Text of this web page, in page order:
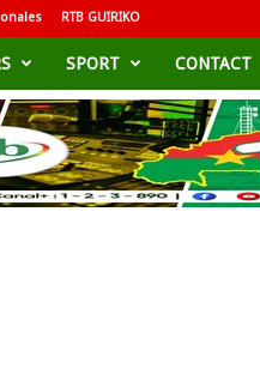
RTB GUIRIKO
SPORT CONTACT